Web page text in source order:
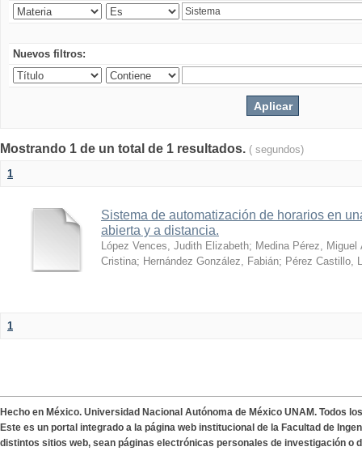
Nuevos filtros:
Mostrando 1 de un total de 1 resultados. ( segundos)
1
Sistema de automatización de horarios en
abierta y a distancia.
López Vences, Judith Elizabeth; Medina Pérez, Miguel
Cristina; Hernández González, Fabián; Pérez Castillo,
1
Hecho en México. Universidad Nacional Autónoma de México UNAM. Todos
Este es un portal integrado a la página web institucional de la Facultad de
distintos sitios web, sean páginas electrónicas personales de investigación o